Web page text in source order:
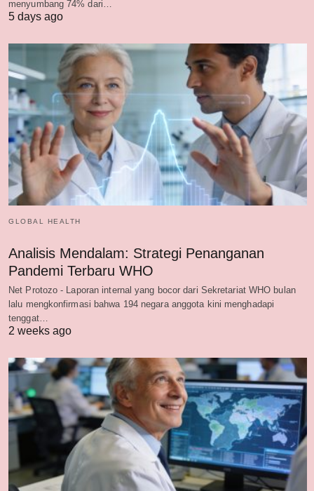
menyumbang 74% dari…
5 days ago
GLOBAL HEALTH
Analisis Mendalam: Strategi Penanganan
Pandemi Terbaru WHO
Net Protozo - Laporan internal yang bocor dari Sekretariat WHO bulan
lalu mengkonfirmasi bahwa 194 negara anggota kini menghadapi
tenggat…
2 weeks ago